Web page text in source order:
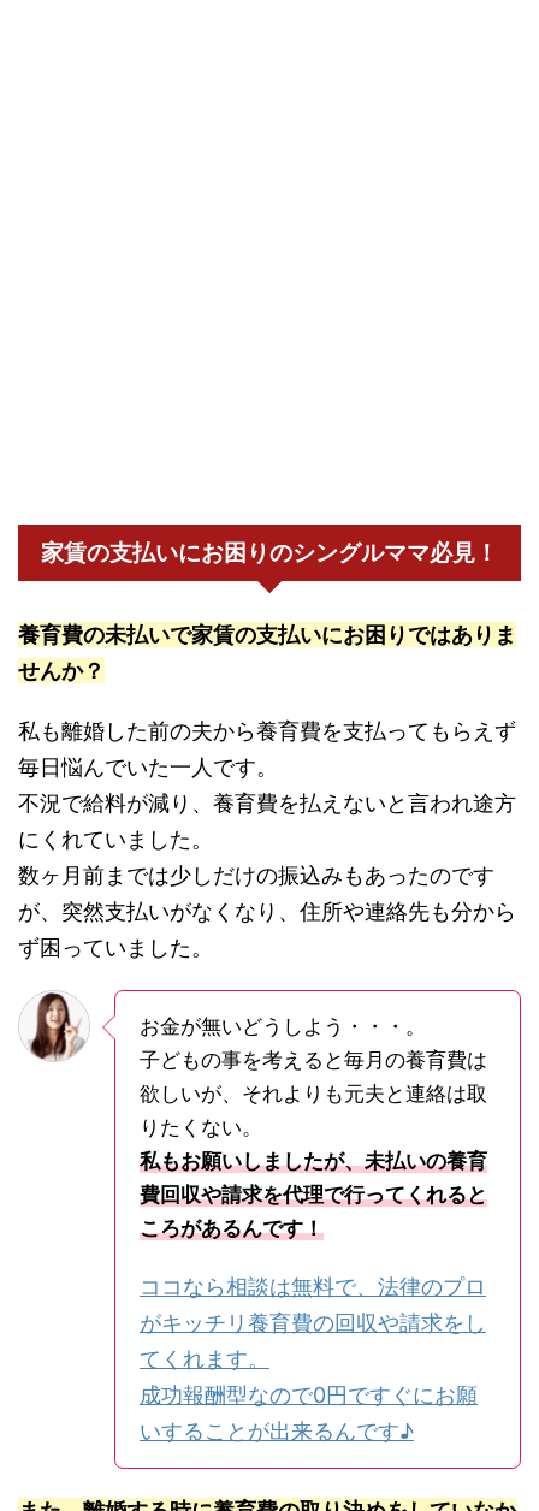
家賃の支払いにお困りのシングルママ必見！
養育費の未払いで家賃の支払いにお困りではありま
せんか？
私も離婚した前の夫から養育費を支払ってもらえず
毎日悩んでいた一人です。
不況で給料が減り、養育費を払えないと言われ途方
にくれていました。
数ヶ月前までは少しだけの振込みもあったのです
が、突然支払いがなくなり、住所や連絡先も分から
ず困っていました。
お金が無いどうしよう・・・。
子どもの事を考えると毎月の養育費は
欲しいが、それよりも元夫と連絡は取
りたくない。
私もお願いしましたが、未払いの養育
費回収や請求を代理で行ってくれると
ころがあるんです！
ココなら相談は無料で、法律のプロ
がキッチリ養育費の回収や請求をし
てくれます。
成功報酬型なので0円ですぐにお願
いすることが出来るんです♪